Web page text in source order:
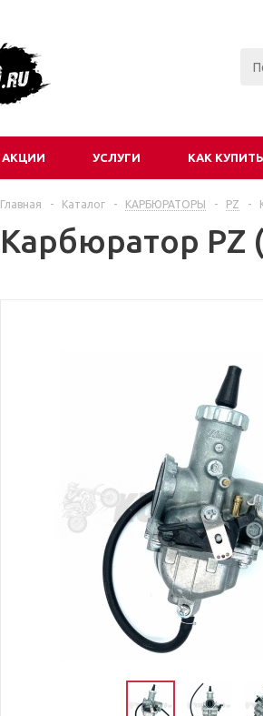
АКЦИИ УСЛУГИ КАК КУПИТЬ
Главная - Каталог - КАРБЮРАТОРЫ - PZ -
Карбюратор PZ